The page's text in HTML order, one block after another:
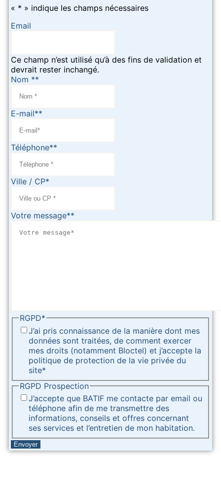
« * » indique les champs nécessaires
Email
Ce champ n’est utilisé qu’à des fins de validation et
devrait rester inchangé.
Nom **
E-mail**
Téléphone**
Ville / CP*
Votre message**
RGPD*
J’ai pris connaissance de la manière dont mes
données sont traitées, de comment exercer
mes droits (notamment Bloctel) et j’accepte la
politique de protection de la vie privée du
site*
RGPD Prospection
J’accepte que BATIF me contacte par email ou
téléphone afin de me transmettre des
informations, conseils et offres concernant
ses services et l’entretien de mon habitation.
Envoyer